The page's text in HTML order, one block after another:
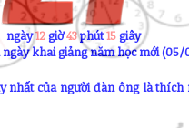
ngày12giờ43phút15giây
khai giảng năm học mới (05/
nhất của người đàn ông là thích